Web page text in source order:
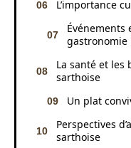
L’importance
Événements
gastronomie
La santé et
sarthoise
Un plat
Perspectives
sarthoise